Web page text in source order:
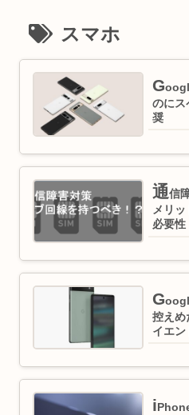
スマホ
G
のにス
奨
通信
メリ
必要性
G
控えめ
イエ
i